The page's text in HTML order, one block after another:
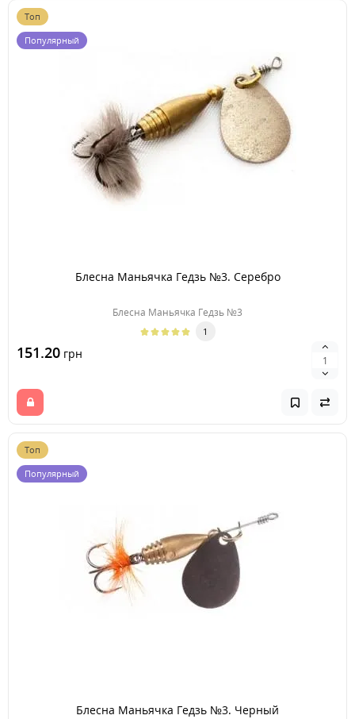
Топ
Популярный
Блесна Маньячка Гедзь №3. Серебро
Блесна Маньячка Гедзь №3
1
151.20 грн
Топ
Популярный
Блесна Маньячка Гедзь №3. Черный